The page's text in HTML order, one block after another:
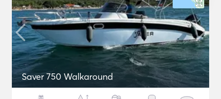
Saver 750 Walkaround